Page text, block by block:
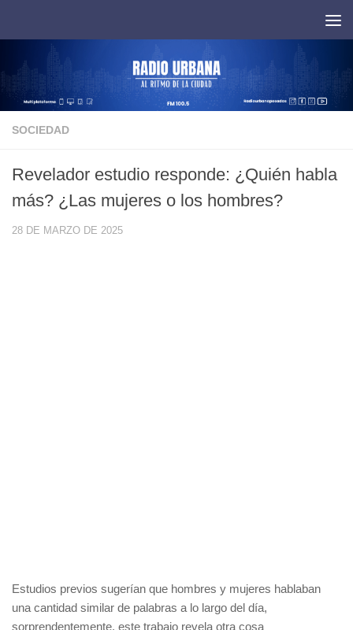
SOCIEDAD
Revelador estudio responde: ¿Quién habla
más? ¿Las mujeres o los hombres?
28 DE MARZO DE 2025
Estudios previos sugerían que hombres y mujeres hablaban
una cantidad similar de palabras a lo largo del día,
sorprendentemente, este trabajo revela otra cosa